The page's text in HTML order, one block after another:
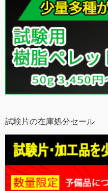
試験片の在庫処分セール